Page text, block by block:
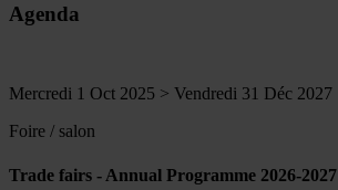
Agenda
Mercredi 1 Oct 2025 > Vendredi 31 Déc 2027
Foire / salon
Trade fairs - Annual Programme 2026-2027